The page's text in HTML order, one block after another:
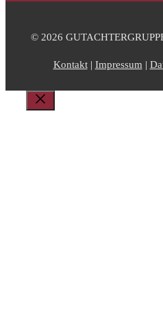
© 2026
Kontakt| Impressum|
Schließen